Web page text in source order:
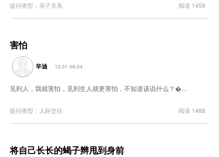
提问类型：亲子关系 阅读 1458
害怕
辛迪 12-31 09:34
见到人，我就害怕，见到生人就更害怕，不知道该说什么？�...
提问类型：人际交往 阅读 1488
将自己长长的蝎子辫甩到身前